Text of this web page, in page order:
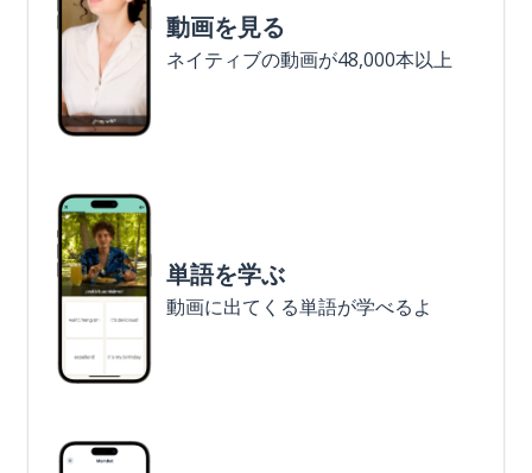
動画を見る
ネイティブの動画が48,000本以上
単語を学ぶ
動画に出てくる単語が学べるよ